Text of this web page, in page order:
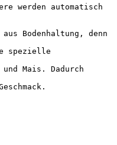
werden automatisch
Bodenhaltung, denn
spezielle
Mais. Dadurch